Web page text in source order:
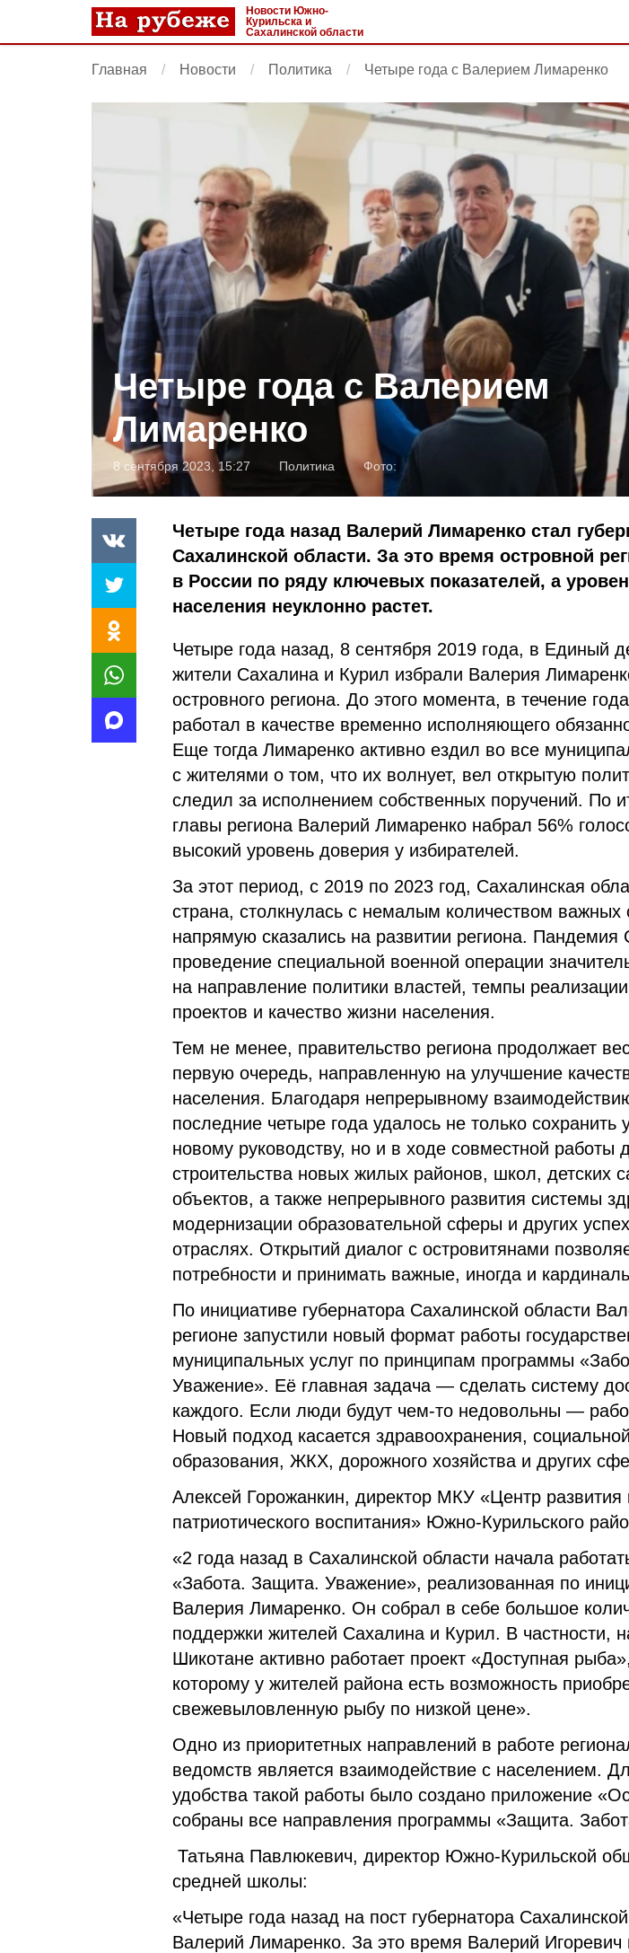
Новости Южно-
Курильска и
Сахалинской области
Главная Новости Политика Четыре года с Валерием Лимаренко
Четыре года с Валерием
Лимаренко
8 сентября 2023, 15:27 Политика Фото:
Четыре года назад Валерий Лимаренко стал
Сахалинской области. За это время островной
в России по ряду ключевых показателей, а
населения неуклонно растет.
Четыре года назад, 8 сентября 2019 года, в Единый
жители Сахалина и Курил избрали Валерия
островного региона. До этого момента, в течение
работал в качестве временно исполняющего
Еще тогда Лимаренко активно ездил во все
с жителями о том, что их волнует, вел открытую
следил за исполнением собственных поручений. По
главы региона Валерий Лимаренко набрал 56%
высокий уровень доверия у избирателей.
За этот период, с 2019 по 2023 год, Сахалинская
страна, столкнулась с немалым количеством важных
напрямую сказались на развитии региона. Пандемия
проведение специальной военной операции
на направление политики властей, темпы
проектов и качество жизни населения.
Тем не менее, правительство региона продолжает
первую очередь, направленную на улучшение
населения. Благодаря непрерывному
последние четыре года удалось не только сохранить
новому руководству, но и в ходе совместной работы
строительства новых жилых районов, школ, детских
объектов, а также непрерывного развития системы
модернизации образовательной сферы и других
отраслях. Открытий диалог с островитянами
потребности и принимать важные, иногда и
По инициативе губернатора Сахалинской области
регионе запустили новый формат работы
муниципальных услуг по принципам программы
Уважение». Её главная задача — сделать систему
каждого. Если люди будут чем-то недовольны —
Новый подход касается здравоохранения,
образования, ЖКХ, дорожного хозяйства и других
Алексей Горожанкин, директор МКУ «Центр развития
патриотического воспитания» Южно-Курильского
«2 года назад в Сахалинской области начала
«Забота. Защита. Уважение», реализованная по
Валерия Лимаренко. Он собрал в себе большое
поддержки жителей Сахалина и Курил. В частности,
Шикотане активно работает проект «Доступная
которому у жителей района есть возможность
свежевыловленную рыбу по низкой цене».
Одно из приоритетных направлений в работе
ведомств является взаимодействие с населением.
удобства такой работы было создано приложение
собраны все направления программы «Защита.
Татьяна Павлюкевич, директор Южно-Курильской
средней школы:
«Четыре года назад на пост губернатора
Валерий Лимаренко. За это время Валерий Игоревич